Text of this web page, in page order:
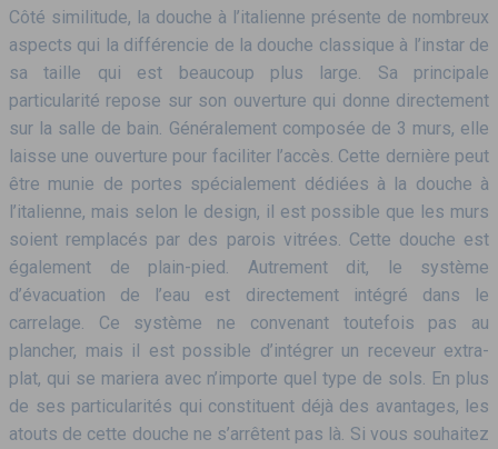
Côté similitude, la douche à l’italienne présente de nombreux
aspects qui la différencie de la douche classique à l’instar de
sa taille qui est beaucoup plus large. Sa principale
particularité repose sur son ouverture qui donne directement
sur la salle de bain. Généralement composée de 3 murs, elle
laisse une ouverture pour faciliter l’accès. Cette dernière peut
être munie de portes spécialement dédiées à la douche à
l’italienne, mais selon le design, il est possible que les murs
soient remplacés par des parois vitrées. Cette douche est
également de plain-pied. Autrement dit, le système
d’évacuation de l’eau est directement intégré dans le
carrelage. Ce système ne convenant toutefois pas au
plancher, mais il est possible d’intégrer un receveur extra-
plat, qui se mariera avec n’importe quel type de sols. En plus
de ses particularités qui constituent déjà des avantages, les
atouts de cette douche ne s’arrêtent pas là. Si vous souhaitez